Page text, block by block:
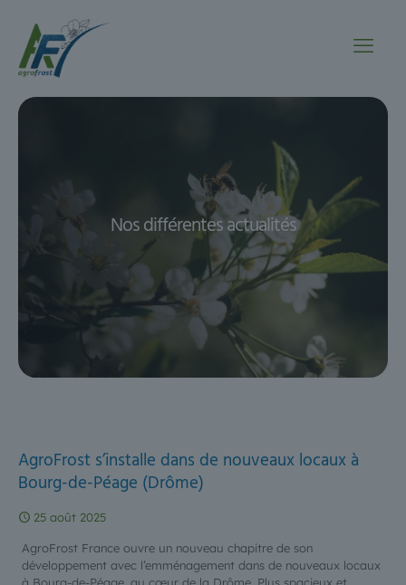
Nos différentes actualités
AgroFrost s’installe dans de nouveaux locaux à
Bourg-de-Péage (Drôme)
25 août 2025
AgroFrost France ouvre un nouveau chapitre de son
développement avec l’emménagement dans de nouveaux locaux